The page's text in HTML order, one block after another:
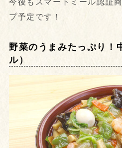
プ予定です！
野菜のうまみたっぷり！
ル）